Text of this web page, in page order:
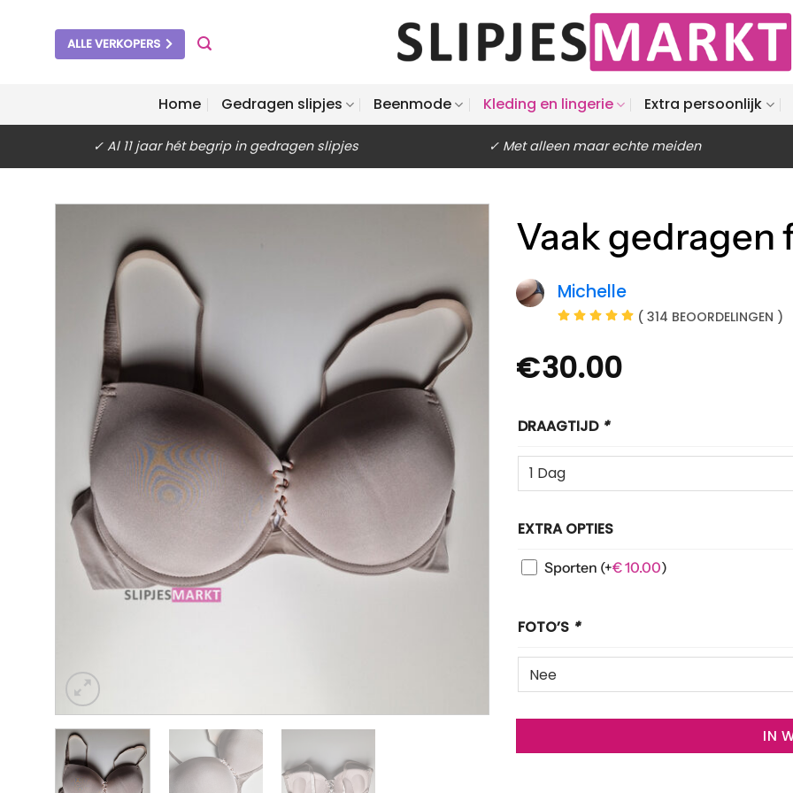
ALLE VERKOPERS
Home Gedragen slipjes Beenmode Kleding en lingerie Extra persoonlijk
✓ Al 11 jaar hét begrip in gedragen slipjes ✓ Met alleen maar echte meiden
Vaak gedragen
Michelle
( 314 BEOORDELINGEN )
€30.00
DRAAGTIJD *
EXTRA OPTIES
Sporten (+€10.00)
FOTO’S *
IN